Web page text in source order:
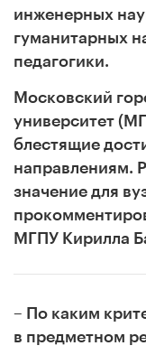
инженерных
гуманитарных
педагогики.
Московский
университет
блестящие
направлениям.
значение для
МГПУ Кирилла
– По каким
в предметном